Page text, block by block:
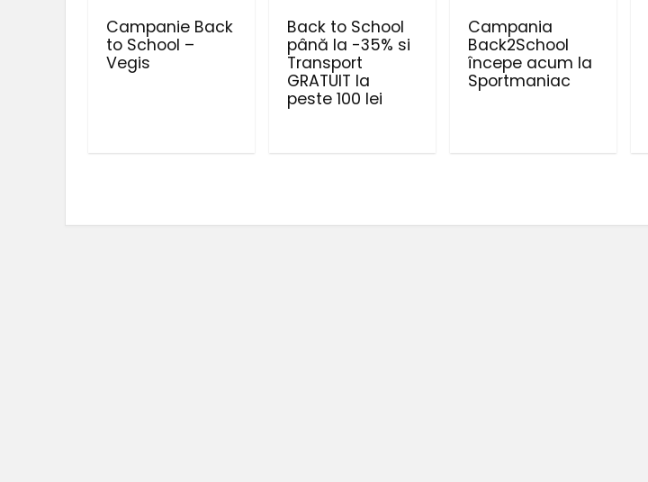
Campanie Back
to School –
Vegis
Back to School
până la -35% si
Transport
GRATUIT la
peste 100 lei
Campania
Back2School
începe acum la
Sportmaniac